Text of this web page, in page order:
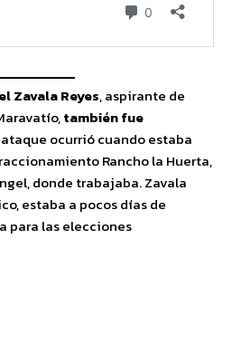
Zavala Reyes, aspirante de
también fue
ataque ocurrió cuando estaba
Rancho la Huerta,
donde trabajaba. Zavala
estaba a pocos días de
para las elecciones